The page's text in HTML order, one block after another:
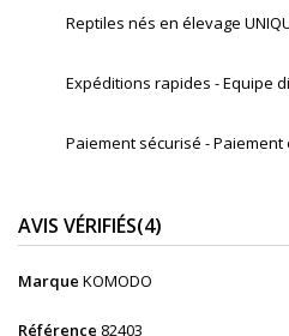
Reptiles nés en élevage
Expéditions rapides - Equipe
Paiement sécurisé -
AVIS VÉRIFIÉS(4)
Marque KOMODO
Référence 82403